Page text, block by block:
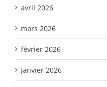
avril 2026
mars 2026
février 2026
janvier 2026